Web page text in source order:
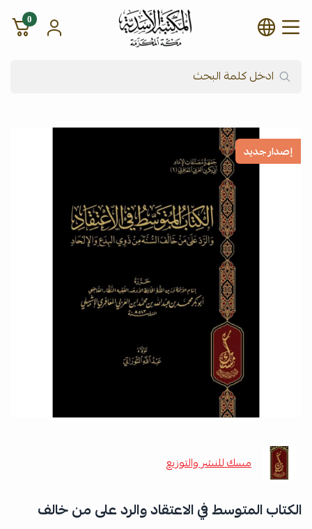
شركة المكتبة الأسدية للنشر
0
إصدار جديد
مسك للنشر والتوزيع
الكتاب المتوسط في الاعتقاد والرد على من خالف